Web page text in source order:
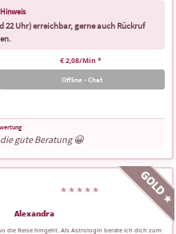
gute Beratung 😀
Offline - Chat
€ 2,08/Min *
22 Uhr) erreichbar, gerne auch Rückruf
Alexandra
die Reise hingeht. Als Astrologin berate ich dich zum